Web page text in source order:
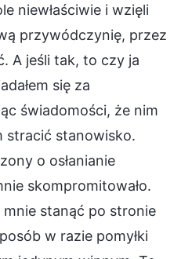
niewłaściwie i wzięli
przywódczynię, przez
A jeśli tak, to czy ja
się za
świadomości, że nim
stracić stanowisko.
o osłanianie
skompromitowało.
mnie stanąć po stronie
w razie pomyłki